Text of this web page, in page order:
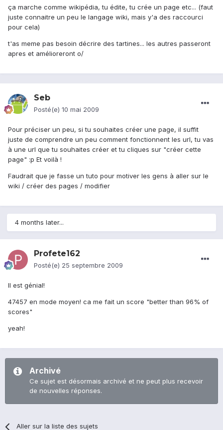
ça marche comme wikipédia, tu édite, tu crée un page etc... (faut
juste connaitre un peu le langage wiki, mais y'a des raccourci
pour cela)
t'as meme pas besoin décrire des tartines... les autres passeront
apres et amélioreront o/
Seb
Posté(e) 10 mai 2009
Pour préciser un peu, si tu souhaites créer une page, il suffit
juste de comprendre un peu comment fonctionnent les url, tu vas
à une url que tu souhaites créer et tu cliques sur "créer cette
page" :p Et voilà !
Faudrait que je fasse un tuto pour motiver les gens à aller sur le
wiki / créer des pages / modifier
4 months later...
Profete162
Posté(e) 25 septembre 2009
Il est génial!
47457 en mode moyen! ca me fait un score "better than 96% of
scores"
yeah!
Archivé
Ce sujet est désormais archivé et ne peut plus recevoir
de nouvelles réponses.
Aller sur la liste des sujets